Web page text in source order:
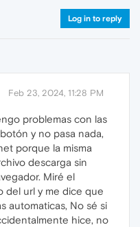
Log in to reply
Feb 23, 2024, 11:28 PM
problemas con las
y no pasa nada,
porque la misma
descarga sin
Miré el
del url y me dice que
automaticas, No sé si
hice, no